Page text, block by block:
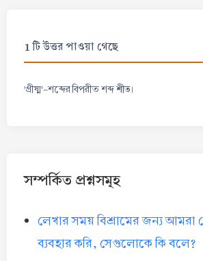
1 টি উত্তর পাওয়া গেছে
'গ্রীষ্ম'-শব্দের বিপরীত শব্দশীত।
সম্পর্কিত প্রশ্নসমূহ
লেখার সময় বিশ্রামের জন্য আমরা
ব্যবহার করি, সেগুলোকে কি বলে?